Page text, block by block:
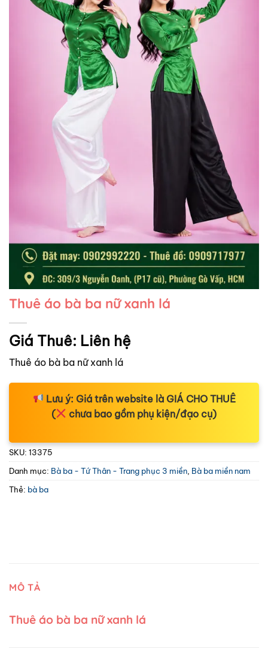
Thuê áo bà ba nữ xanh lá
Giá Thuê: Liên hệ
Thuê áo bà ba nữ xanh lá
Lưu ý: Giá trên website là GIÁ CHO THUÊ
(
chưa bao gồm phụ kiện/đạo cụ)
SKU: 13375
Danh mục: Bà ba - Tứ Thân - Trang phục 3 miền, Bà ba miền nam
Thẻ: bà ba
MÔ TẢ
Thuê áo bà ba nữ xanh lá